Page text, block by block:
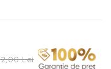
Lei